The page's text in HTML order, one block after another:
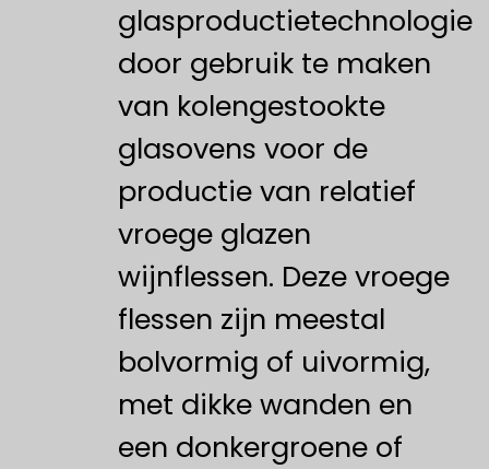
glasproductietechnologie
door gebruik te maken
van kolengestookte
glasovens voor de
productie van relatief
vroege glazen
wijnflessen. Deze vroege
flessen zijn meestal
bolvormig of uivormig,
met dikke wanden en
een donkergroene of